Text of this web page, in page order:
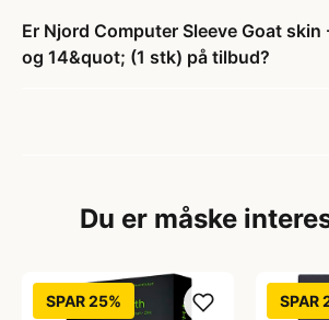
Er Njord Computer Sleeve Goat
og 14&quot; (1 stk) på tilbud?
Du er måske
SPAR 25% SPAR